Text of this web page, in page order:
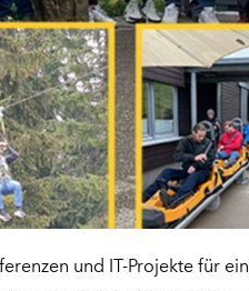
und IT-Projekte für